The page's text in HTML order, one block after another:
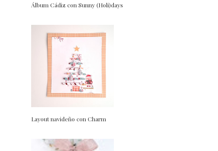
Álbum Cádiz con Sunny (Holi)days
Layout navideño con Charm